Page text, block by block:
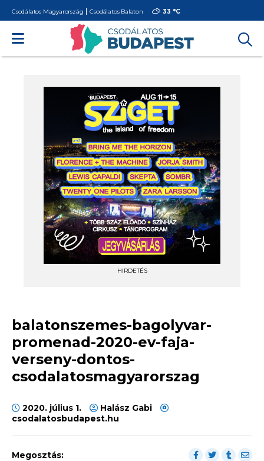
Csodálatos Magyarország Csodálatos Balaton 33 °C
HIRDETÉS
balatonszemes-bagolyvar-
promenad-2020-ev-faja-
verseny-dontos-
csodalatosmagyarorszag
2020. július 1.
Halász Gabi
csodalatosbudapest.hu
Megosztás: